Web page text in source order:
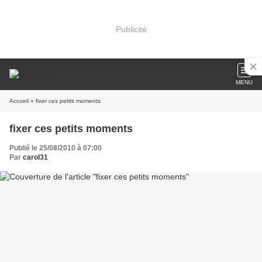
Publicité
MENU
Accueil » fixer ces petits moments
fixer ces petits moments
Publié le 25/08/2010 à 07:00
Par carol31